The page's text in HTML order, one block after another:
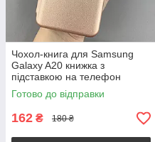
Чохол-книга для Samsung
Galaxy A20 книжка з
підставкою на телефон
самсунг а20 рожеве золото
stn
Готово до відправки
162 ₴ 180 ₴